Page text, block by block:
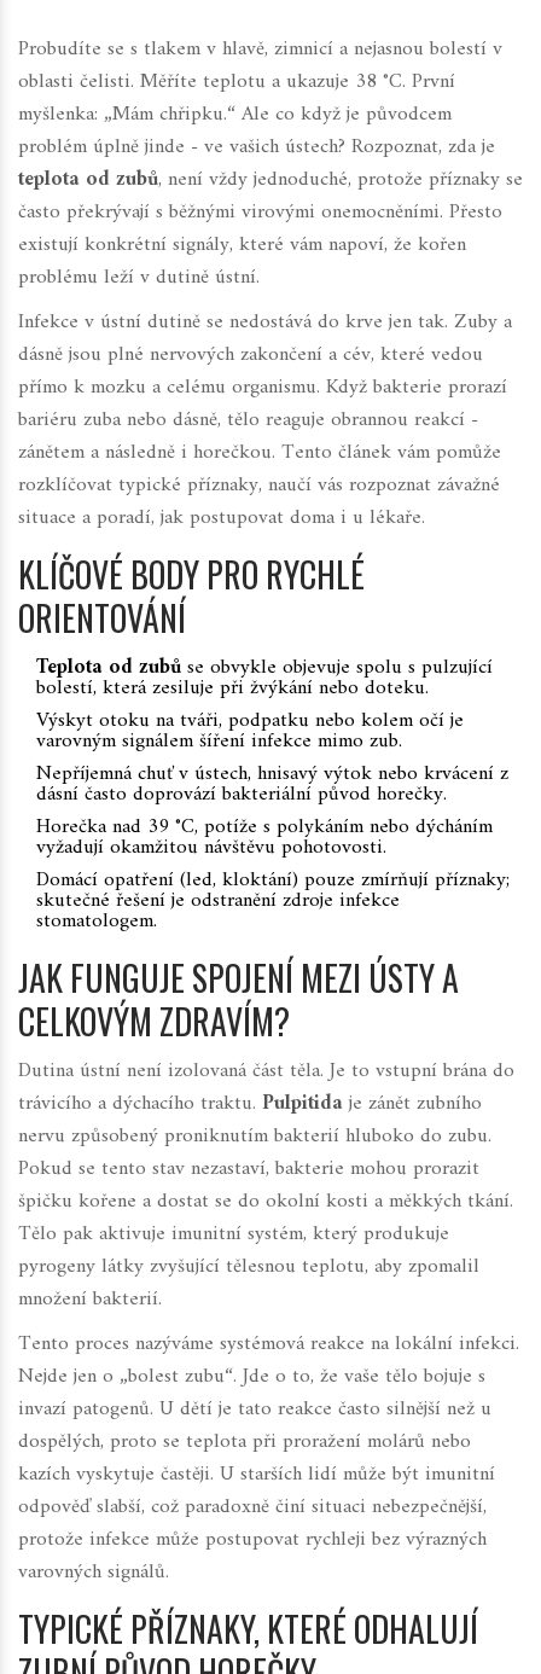
Probudíte se s tlakem v hlavě, zimnicí a nejasnou bolestí v
oblasti čelisti. Měříte teplotu a ukazuje 38 °C. První
myšlenka: „Mám chřipku.“ Ale co když je původcem
problém úplně jinde - ve vašich ústech? Rozpoznat, zda je
teplota od zubů, není vždy jednoduché, protože příznaky se
často překrývají s běžnými virovými onemocněními. Přesto
existují konkrétní signály, které vám napoví, že kořen
problému leží v dutině ústní.
Infekce v ústní dutině se nedostává do krve jen tak. Zuby a
dásně jsou plné nervových zakončení a cév, které vedou
přímo k mozku a celému organismu. Když bakterie prorazí
bariéru zuba nebo dásně, tělo reaguje obrannou reakcí -
zánětem a následně i horečkou. Tento článek vám pomůže
rozklíčovat typické příznaky, naučí vás rozpoznat závažné
situace a poradí, jak postupovat doma i u lékaře.
KLÍČOVÉ BODY PRO RYCHLÉ
ORIENTOVÁNÍ
Teplota od zubůse obvykle objevuje spolu s pulzující
bolestí, která zesiluje při žvýkání nebo doteku.
Výskyt otoku na tváři, podpatku nebo kolem očí je
varovným signálem šíření infekce mimo zub.
Nepříjemná chuť v ústech, hnisavý výtok nebo krvácení z
dásní často doprovází bakteriální původ horečky.
Horečka nad 39 °C, potíže s polykáním nebo dýcháním
vyžadují okamžitou návštěvu pohotovosti.
Domácí opatření (led, kloktání) pouze zmírňují příznaky;
skutečné řešení je odstranění zdroje infekce
stomatologem.
JAK FUNGUJE SPOJENÍ MEZI ÚSTY A
CELKOVÝM ZDRAVÍM?
Dutina ústní není izolovaná část těla. Je to vstupní brána do
trávicího a dýchacího traktu. Pulpitidaje zánět zubního
nervu způsobený proniknutím bakterií hluboko do zubu.
Pokud se tento stav nezastaví, bakterie mohou prorazit
špičku kořene a dostat se do okolní kosti a měkkých tkání.
Tělo pak aktivuje imunitní systém, který produkuje
pyrogeny látky zvyšující tělesnou teplotu, aby zpomalil
množení bakterií.
Tento proces nazýváme systémová reakce na lokální infekci.
Nejde jen o „bolest zubu“. Jde o to, že vaše tělo bojuje s
invazí patogenů. U dětí je tato reakce často silnější než u
dospělých, proto se teplota při proražení molárů nebo
kazích vyskytuje častěji. U starších lidí může být imunitní
odpověď slabší, což paradoxně činí situaci nebezpečnější,
protože infekce může postupovat rychleji bez výrazných
varovných signálů.
TYPICKÉ PŘÍZNAKY, KTERÉ ODHALUJÍ